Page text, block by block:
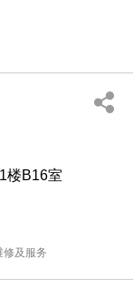
楼B16室
及服务